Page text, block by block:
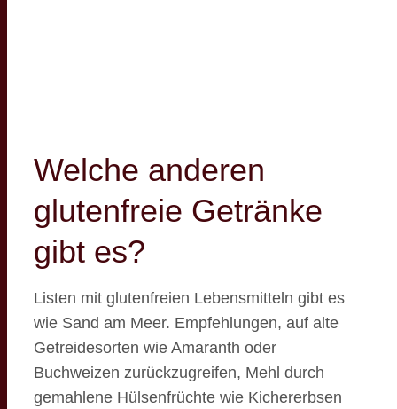
Welche anderen
glutenfreie Getränke
gibt es?
Listen mit glutenfreien Lebensmitteln gibt es
wie Sand am Meer. Empfehlungen, auf alte
Getreidesorten wie Amaranth oder
Buchweizen zurückzugreifen, Mehl durch
gemahlene Hülsenfrüchte wie Kichererbsen